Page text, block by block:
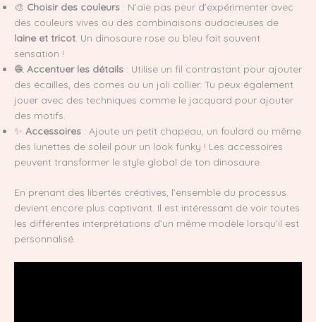
🎨 Choisir des couleurs : N’aie pas peur d’expérimenter avec
des couleurs vives ou des combinaisons audacieuses de
laine et tricot. Un dinosaure rose ou bleu fait souvent
sensation !
🧶 Accentuer les détails : Utilise un fil contrastant pour ajouter
des écailles, des cornes ou un joli collier. Tu peux également
jouer avec des techniques comme le jacquard pour ajouter
des motifs.
✨ Accessoires : Ajoute un petit chapeau, un foulard ou même
des lunettes de soleil pour un look funky ! Les accessoires
peuvent transformer le style global de ton dinosaure.
En prenant des libertés créatives, l’ensemble du processus
devient encore plus captivant. Il est intéressant de voir toutes
les différentes interprétations d’un même modèle lorsqu’il est
personnalisé.